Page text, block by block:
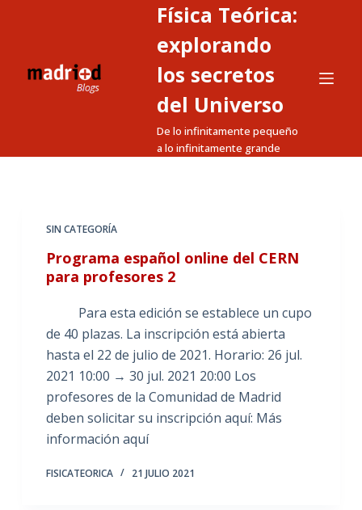
Física Teórica:
explorando
los secretos
del Universo
De lo infinitamente pequeño
a lo infinitamente grande
SIN CATEGORÍA
Programa español online del CERN
para profesores 2
Para esta edición se establece un cupo
de 40 plazas. La inscripción está abierta
hasta el 22 de julio de 2021. Horario: 26 jul.
2021 10:00 → 30 jul. 2021 20:00 Los
profesores de la Comunidad de Madrid
deben solicitar su inscripción aquí: Más
información aquí
FISICATEORICA 21 JULIO 2021